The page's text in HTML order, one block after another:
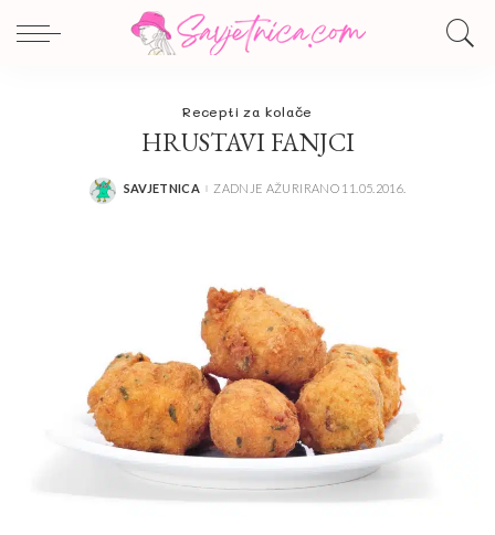
Recepti za kolače
HRUSTAVI FANJCI
POSTED
SAVJETNICA ZADNJE AŽURIRANO 11.05.2016.